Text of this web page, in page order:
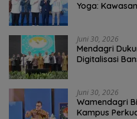
Yoga:
Juni 30, 2026
Mendagri
Digitalisasi
Juni 30, 2026
Wamendagri
Kampus